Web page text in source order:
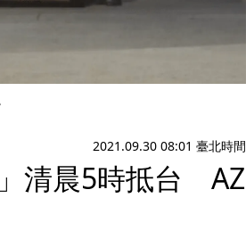
2021.09.30 08:01 臺北時間
清晨5時抵台 AZ